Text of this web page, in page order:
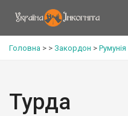
Головна > > Закордон > Румунія
Турда